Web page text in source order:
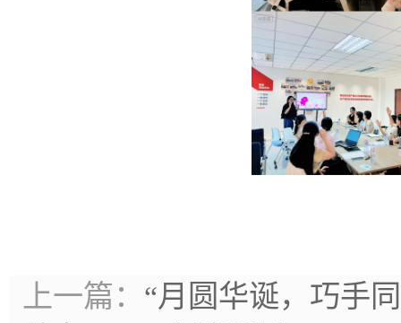
上一篇： “月圆华诞，巧手